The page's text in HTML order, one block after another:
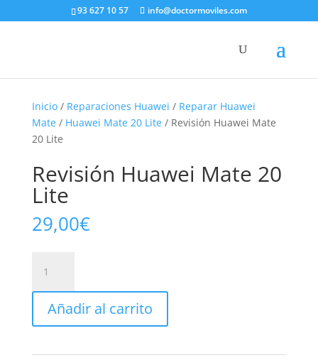
93 627 10 57 info@doctormoviles.com
Inicio/ Reparaciones Huawei / Reparar Huawei
Mate/ Huawei Mate 20 Lite/ Revisión Huawei Mate
20 Lite
Revisión Huawei Mate 20
Lite
29,00€
Huawei
Mate
Lite
Añadir al carrito